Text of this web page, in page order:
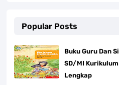
Popular Posts
Buku Guru Dan
SD/MI
Lengkap